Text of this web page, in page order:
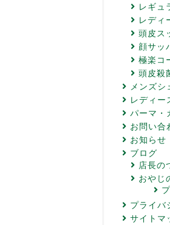
レギュ
レディ
頭皮ス
顔サッ
極楽コ
頭皮殺
メンズシ
レディー
パーマ・
お問い合
お知らせ
ブログ
店長の
おやじ
プライバ
サイトマ